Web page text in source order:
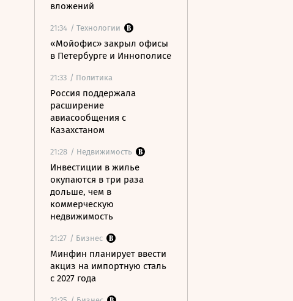
вложений
21:34 / Технологии
«Мойофис» закрыл офисы
в Петербурге и Иннополисе
21:33 / Политика
Россия поддержала
расширение
авиасообщения с
Казахстаном
21:28 / Недвижимость
Инвестиции в жилье
окупаются в три раза
дольше, чем в
коммерческую
недвижимость
21:27 / Бизнес
Минфин планирует ввести
акциз на импортную сталь
с 2027 года